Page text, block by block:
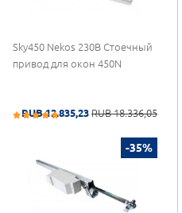
Sky450 Nekos 230В Стоечный
привод для окон 450N
RUB 12.835,23 RUB 18.336,05
-35%